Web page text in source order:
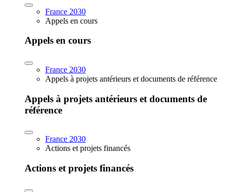
France 2030
Appels en cours
Appels en cours
France 2030
Appels à projets antérieurs et documents de référence
Appels à projets antérieurs et documents de
référence
France 2030
Actions et projets financés
Actions et projets financés